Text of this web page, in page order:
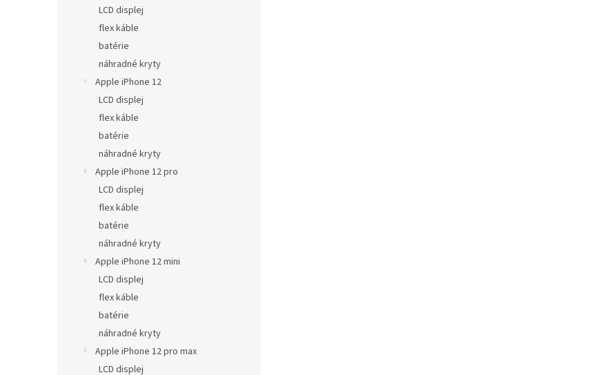
LCD displej
flex káble
batérie
náhradné kryty
Apple iPhone 12
LCD displej
flex káble
batérie
náhradné kryty
Apple iPhone 12 pro
LCD displej
flex káble
batérie
náhradné kryty
Apple iPhone 12 mini
LCD displej
flex káble
batérie
náhradné kryty
Apple iPhone 12 pro max
LCD displej